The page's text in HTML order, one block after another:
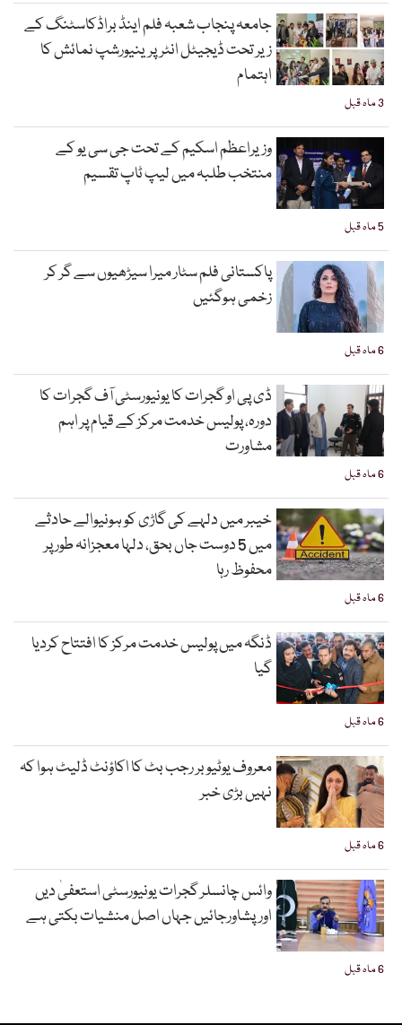
3 ماہ قبل
جامعہ پنجاب شعبہ فلم اینڈ براڈکاسٹنگ کے
زیر تحت ڈیجیٹل انٹرپرینیورشپ نمائش کا
اہتمام
5 ماہ قبل
وزیراعظم اسکیم کے تحت جی سی یو کے
منتخب طلبہ میں لیپ ٹاپ تقسیم
6 ماہ قبل
پاکستانی فلم سٹار میرا سیڑھیوں سے گر کر
زخمی ہوگئیں
6 ماہ قبل
ڈی پی او گجرات کا یونیورسٹی آف گجرات کا
دورہ، پولیس خدمت مرکز کے قیام پر اہم
مشاورت
6 ماہ قبل
خیبر میں دلہے کی گاڑی کو ہونیوالے حادثے
میں 5 دوست جاں بحق، دلہا معجزانہ طور پر
محفوظ رہا
6 ماہ قبل
ڈنگہ میں پولیس خدمت مرکز کا افتتاح کردیا
گیا
6 ماہ قبل
معروف یوٹیوبر رجب بٹ کا اکاؤنٹ ڈلیٹ ہوا کہ
نہیں بڑی خبر
6 ماہ قبل
وائس چانسلر گجرات یونیورسٹی استعفیٰ دیں
اورپشاورجائیں جہاں اصل منشیات بکتی ہے